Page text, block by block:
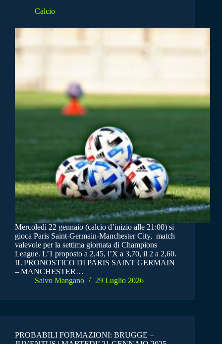
Calcio
Mercoledì 22 gennaio (calcio d’inizio alle 21:00) si
gioca Paris Saint-Germain-Manchester City, match
valevole per la settima giornata di Champions
League. L’1 proposto a 2,45, l’X a 3,70, il 2 a 2,60.
IL PRONOSTICO DI PARIS SAINT GERMAIN
– MANCHESTER…
Salvo Mangano
29 Luglio 2026
PROBABILI FORMAZIONI: BRUGGE –